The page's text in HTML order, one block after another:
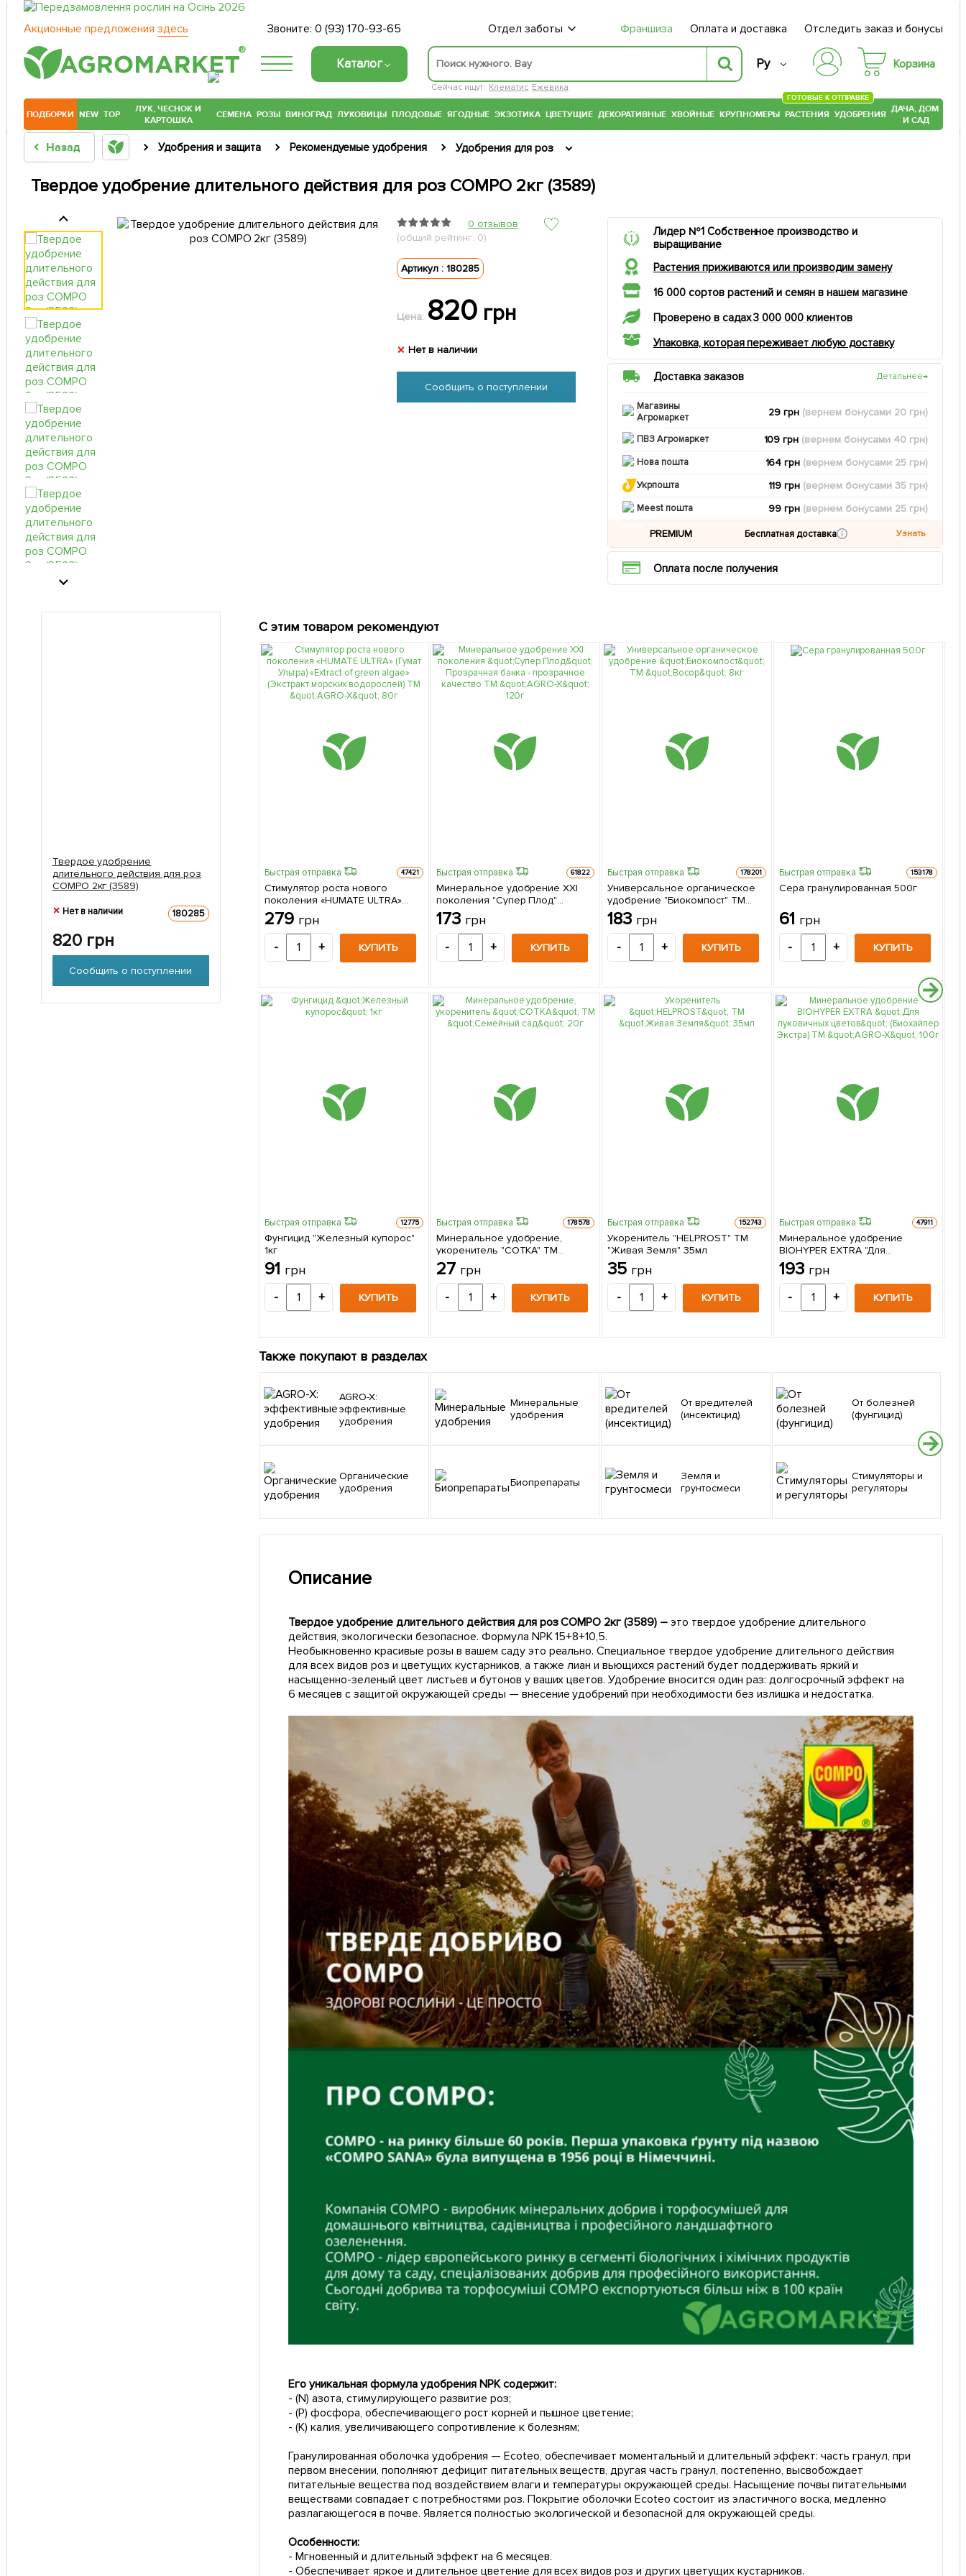
Акционные предложения здесь Звоните:0 (93) 170-93-65 Отдел заботы Франшиза Оплата и доставка Отследить заказ и бонусы
®
Каталог
Сейчас ищут: Клематис Ежевика
Ру Корзина
ПОДБОРКИ NEW TOP
ЛУК, ЧЕСНОК И
КАРТОШКА
СЕМЕНА РОЗЫ ВИНОГРАД ЛУКОВИЦЫ ПЛОДОВЫЕ ЯГОДНЫЕ ЭКЗОТИКА ЦВЕТУЩИЕ ДЕКОРАТИВНЫЕ ХВОЙНЫЕ КРУПНОМЕРЫ РАСТЕНИЯ
ГОТОВЫЕ К ОТПРАВКЕ
УДОБРЕНИЯ ДАЧА, ДОМ
И САД
Назад Удобрения и защита Рекомендуемые удобрения Удобрения для роз
Твердое удобрение длительного действия для роз COMPO 2кг (3589)
0 отзывов
(общий рейтинг: 0)
Артикул : 180285
Цена: 820 грн
Нет в наличии
Сообщить о поступлении
Лидер №1 Собственное производство и
выращивание
Растения приживаются или производим замену
16 000 сортов растений и семян в нашем магазине
Проверено в садах 3 000 000 клиентов
Упаковка, которая переживает любую доставку
Доставка заказов Детальнее→
Магазины
Агромаркет
29 грн (вернем бонусами 20 грн)
ПВЗ Агромаркет 109 грн (вернем бонусами 40 грн)
Нова пошта 164 грн (вернем бонусами 25 грн)
Укрпошта 119 грн (вернем бонусами35 грн)
Meest пошта 99 грн (вернем бонусами 25 грн)
PREMIUM Бесплатная доставка Узнать
Оплата после получения
Твердое удобрение
длительного действия для роз
COMPO 2кг (3589)
Нет в наличии 180285
820грн
Сообщить о поступлении
С этим товаром рекомендуют
Быстрая отправка 47421
Стимулятор роста нового
поколения «HUMATE ULTRA»
(Гумат Ультра) «Extract of green
algae» (Экстракт морских
водорослей) ТМ "AGRO-X" 80г
279 грн
- + КУПИТЬ
Быстрая отправка 61822
Минеральное удобрение ХХI
поколения "Супер Плод"
Прозрачная банка -
прозрачное качество ТМ
"AGRO-X" 120г
173 грн
- + КУПИТЬ
Быстрая отправка 178201
Универсальное органическое
удобрение "Биокомпост" ТМ
"Восор" 8кг
183 грн
- + КУПИТЬ
Быстрая отправка 153178
Сера гранулированная 500г
61 грн
- + КУПИТЬ
Быстрая отправка 12775
Фунгицид "Железный купорос"
1кг
91 грн
- + КУПИТЬ
Быстрая отправка 178578
Минеральное удобрение,
укоренитель "СОТКА" ТМ
"Семейный сад" 20г
27 грн
- + КУПИТЬ
Быстрая отправка 152743
Укоренитель "HELPROST" ТМ
"Живая Земля" 35мл
35 грн
- + КУПИТЬ
Быстрая отправка 47911
Минеральное удобрение
BIOHYPER EXTRA "Для
луковичных цветов" (Биохайпер
Экстра) ТМ "AGRO-X" 100г
193 грн
- + КУПИТЬ
Также покупают в разделах
AGRO-X:
эффективные
удобрения
Органические
удобрения
Минеральные
удобрения
Биопрепараты
От вредителей
(инсектицид)
Земля и
грунтосмеси
От болезней
(фунгицид)
Стимуляторы и
регуляторы
Описание
Твердое удобрение длительного действия для роз COMPO 2кг (3589) –это твердое удобрение длительного
действия, экологически безопасное. Формула NPK 15+8+10,5.
Необыкновенно красивые розы в вашем саду это реально. Специальное твердое удобрение длительного действия
для всех видов роз и цветущих кустарников, а также лиан и вьющихся растений будет поддерживать яркий и
насыщенно-зеленый цвет листьев и бутонов у ваших цветов. Удобрение вносится один раз: долгосрочный эффект на
6 месяцев с защитой окружающей среды — внесение удобрений при необходимости без излишка и недостатка.
Его уникальная формула удобрения NPK содержит:
- (N) азота, стимулирующего развитие роз;
- (Р) фосфора, обеспечивающего рост корней и пышное цветение;
- (К) калия, увеличивающего сопротивление к болезням;
Гранулированная оболочка удобрения — Ecoteo, обеспечивает моментальный и длительный эффект: часть гранул, при
первом внесении, пополняют дефицит питательных веществ, другая часть гранул, постепенно, высвобождает
питательные вещества под воздействием влаги и температуры окружающей среды. Насыщение почвы питательными
веществами совпадает с потребностями роз. Покрытие оболочки Ecoteo состоит из эластичного воска, медленно
разлагающегося в почве. Является полностью экологической и безопасной для окружающей среды.
Особенности:
- Мгновенный и длительный эффект на 6 месяцев.
- Обеспечивает яркое и длительное цветение для всех видов роз и других цветущих кустарников.